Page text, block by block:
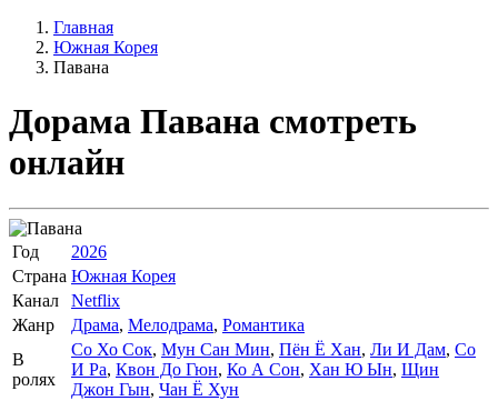
Главная
Южная Корея
Павана
Дорама Павана смотреть
онлайн
Год
2026
Страна Южная Корея
Канал
Netflix
Жанр
Драма, Мелодрама, Романтика
В
ролях
Со Хо Сок, Мун Сан Мин, Пён Ё Хан, Ли И Дам, Со
И Ра, Квон До Гюн, Ко А Сон, Хан Ю Ын, Щин
Джон Гын, Чан Ё Хун